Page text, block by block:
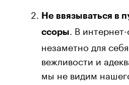
Не ввязываться в
ссоры
. В
незаметно для
вежливости и
мы не видим